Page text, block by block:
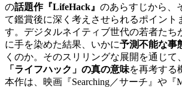
の話題作『LifeHack』 のあらすじから、
て鑑賞後に深く考えさせられるポイント
す。デジタルネイティブ世代の若者たち
に手を染めた結果、いかに予測不能な事
くのか。そのスリリングな展開を通じて、
「ライフハック」の真の意味を再考する
本作は、映画『Searching／サーチ』や『